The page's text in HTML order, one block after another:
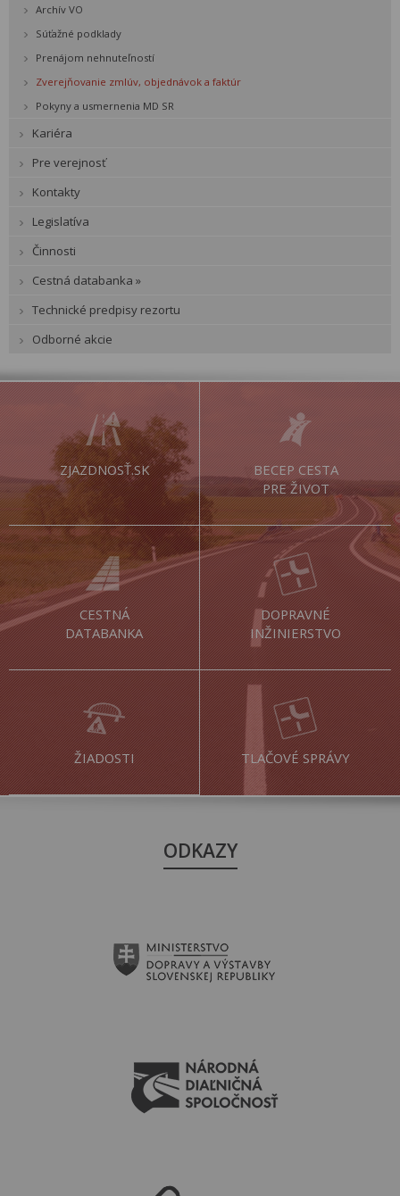
Archív VO
Súťažné podklady
Prenájom nehnuteľností
Zverejňovanie zmlúv, objednávok a faktúr
Pokyny a usmernenia MD SR
Kariéra
Pre verejnosť
Kontakty
Legislatíva
Činnosti
Cestná databanka »
Technické predpisy rezortu
Odborné akcie
ZJAZDNOSŤ.SK
BECEP CESTA
PRE ŽIVOT
CESTNÁ
DATABANKA
DOPRAVNÉ
INŽINIERSTVO
ŽIADOSTI TLAČOVÉ SPRÁVY
ODKAZY